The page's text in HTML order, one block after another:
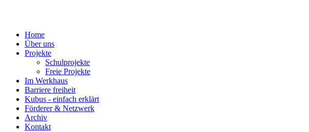
Home
Über uns
Projekte
Schulprojekte
Freie Projekte
Im Werkhaus
Barriere freiheit
Kubus - einfach erklärt
Förderer & Netzwerk
Archiv
Kontakt